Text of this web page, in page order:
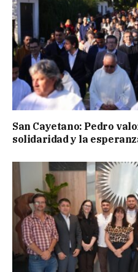
San Cayetano: Pedro
solidaridad y la